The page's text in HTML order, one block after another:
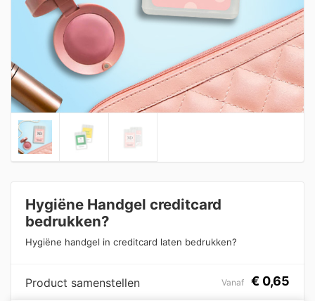
Hygiëne Handgel creditcard
bedrukken?
Hygiëne handgel in creditcard laten bedrukken?
Product samenstellen Vanaf € 0,65